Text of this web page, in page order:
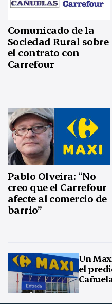
Comunicado de la
Sociedad Rural sobre
el contrato con
Carrefour
Pablo Olveira: “No
creo que el Carrefour
afecte al comercio de
barrio”
Un
el